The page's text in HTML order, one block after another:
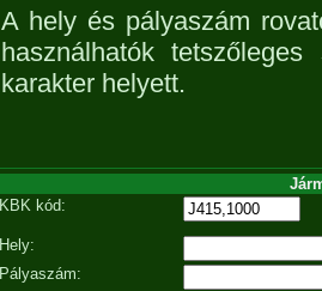
A hely és pályaszám
használhatók
karakter helyett.
KBK kód:
Hely:
Pályaszám: